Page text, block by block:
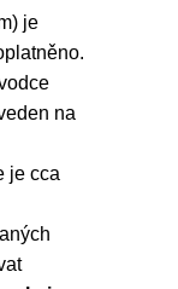
je
na
je cca